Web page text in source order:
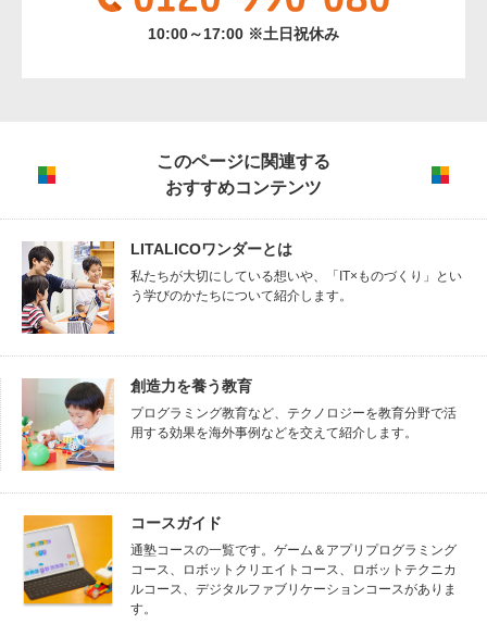
10:00～17:00 ※土日祝休み
このページに関連する
おすすめコンテンツ
LITALICOワンダーとは
私たちが大切にしている想いや、「IT×ものづくり」とい
う学びのかたちについて紹介します。
創造力を養う教育
プログラミング教育など、テクノロジーを教育分野で活
用する効果を海外事例などを交えて紹介します。
コースガイド
通塾コースの一覧です。ゲーム＆アプリプログラミング
コース、ロボットクリエイトコース、ロボットテクニカ
ルコース、デジタルファブリケーションコースがありま
す。